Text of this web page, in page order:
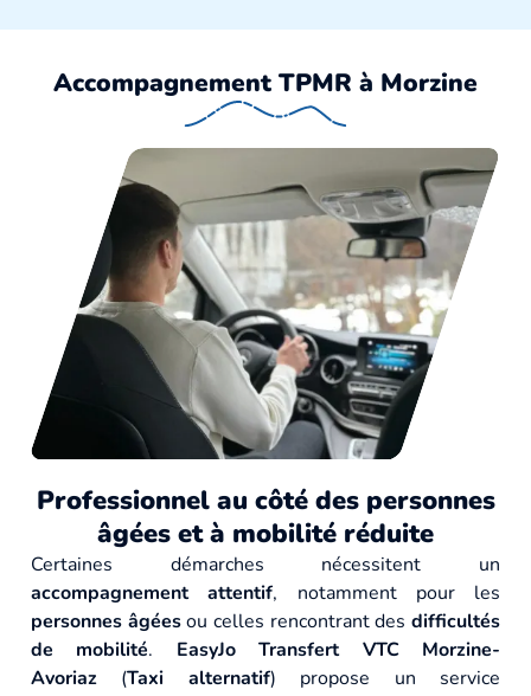
Accompagnement TPMR à Morzine
Professionnel au côté des personnes
âgées et à mobilité réduite
Certaines démarches nécessitent un
accompagnement attentif, notamment pour les
personnes âgéesou celles rencontrant desdifficultés
de mobilité. EasyJo Transfert VTC Morzine-
Avoriaz (Taxi alternatif) propose un service